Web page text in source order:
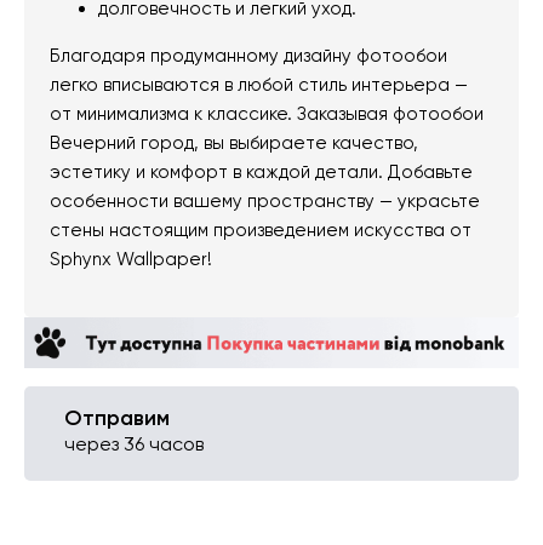
долговечность и легкий уход.
Благодаря продуманному дизайну фотообои
легко вписываются в любой стиль интерьера —
от минимализма к классике. Заказывая фотообои
Вечерний город, вы выбираете качество,
эстетику и комфорт в каждой детали. Добавьте
особенности вашему пространству — украсьте
стены настоящим произведением искусства от
Sphynx Wallpaper!
Отправим
через 36 часов